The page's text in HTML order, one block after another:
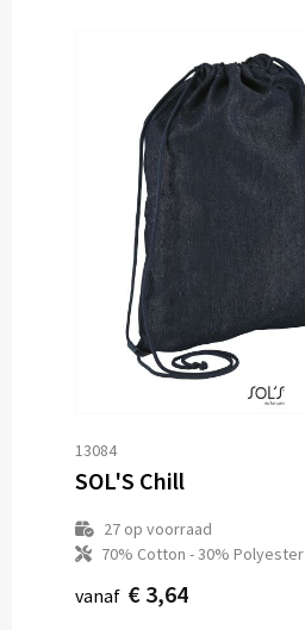
13084
SOL'S Chill
27op voorraad
70% Cotton - 30% Polyester
vanaf € 3,64